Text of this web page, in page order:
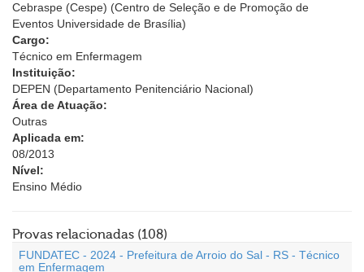
Cebraspe (Cespe) (Centro de Seleção e de Promoção de
Eventos Universidade de Brasília)
Cargo:
Técnico em Enfermagem
Instituição:
DEPEN (Departamento Penitenciário Nacional)
Área de Atuação:
Outras
Aplicada em:
08/2013
Nível:
Ensino Médio
Provas relacionadas (108)
FUNDATEC - 2024 - Prefeitura de Arroio do Sal - RS - Técnico
em Enfermagem